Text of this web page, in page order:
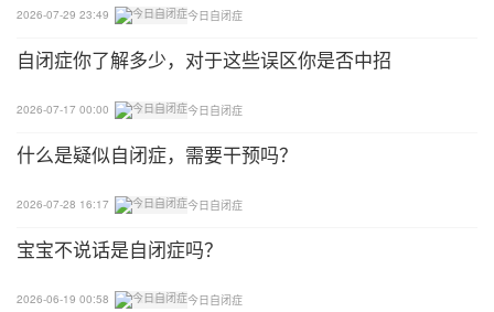
王艳忠 机构性质：民办康复机构 | 民办康复学校
交城县新未来康复服务有限公司
区域：山西吕梁市 成立日期：2020-12-11 创始人：
刘勇 机构性质：民办康复机构
吕梁市离石区正元残疾人康复服务中心
2026-07-29 23:49 今日自闭症
自闭症你了解多少，对于这些误区你是否中招
2026-07-17 00:00 今日自闭症
什么是疑似自闭症，需要干预吗？
2026-07-28 16:17 今日自闭症
宝宝不说话是自闭症吗？
2026-06-19 00:58 今日自闭症